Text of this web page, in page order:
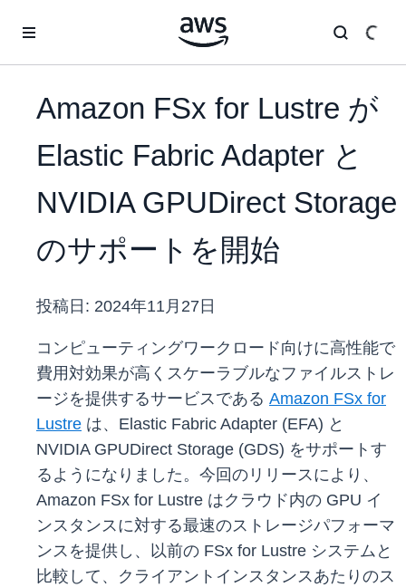
Amazon FSx for Lustre が
Elastic Fabric Adapter と
NVIDIA GPUDirect Storage
のサポートを開始
投稿日: 2024年11月27日
コンピューティングワークロード向けに高性能で
費用対効果が高くスケーラブルなファイルストレ
ージを提供するサービスである Amazon FSx for
Lustre は、Elastic Fabric Adapter (EFA) と
NVIDIA GPUDirect Storage (GDS) をサポートす
るようになりました。今回のリリースにより、
Amazon FSx for Lustre はクラウド内の GPU イ
ンスタンスに対する最速のストレージパフォーマ
ンスを提供し、以前の FSx for Lustre システムと
比較して、クライアントインスタンスあたりのス